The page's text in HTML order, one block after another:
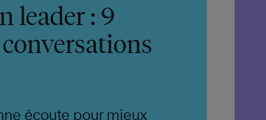
leader : 9
écoute pour mieux